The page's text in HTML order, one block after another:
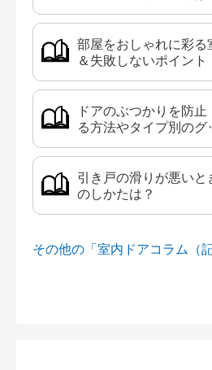
部屋をおしゃれに彩る
＆失敗しないポイント
ドアのぶつかりを防
る方法やタイプ別のグ
引き戸の滑りが悪いと
のしかたは？
その他の「室内ドアコラム（